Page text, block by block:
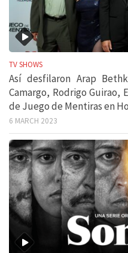
TV SHOWS
Así desfilaron Arap
Camargo, Rodrigo Guirao,
de Juego de Mentiras en
6 MARCH 2023